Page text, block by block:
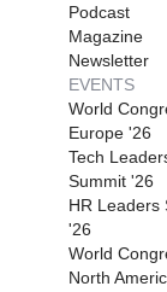
Podcast
Magazine
Newsletter
EVENTS
World
Europe '26
Tech
Summit '26
HR Leaders
'26
World
North